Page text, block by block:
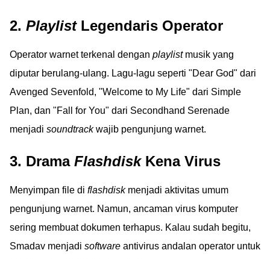
2. PlaylistLegendaris Operator
Operator warnet terkenal dengan playlistmusik yang
diputar berulang-ulang. Lagu-lagu seperti "Dear God" dari
Avenged Sevenfold, "Welcome to My Life" dari Simple
Plan, dan "Fall for You" dari Secondhand Serenade
menjadi soundtrackwajib pengunjung warnet.
3. Drama FlashdiskKena Virus
Menyimpan file di flashdiskmenjadi aktivitas umum
pengunjung warnet. Namun, ancaman virus komputer
sering membuat dokumen terhapus. Kalau sudah begitu,
Smadav menjadi software antivirus andalan operator untuk